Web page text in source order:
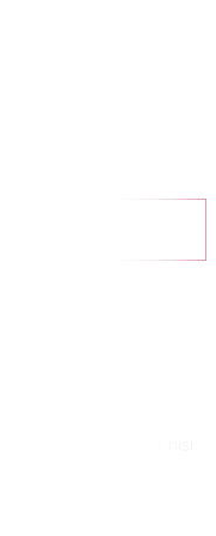
ullamco labori nisi
proident.
etquai sarchitecto